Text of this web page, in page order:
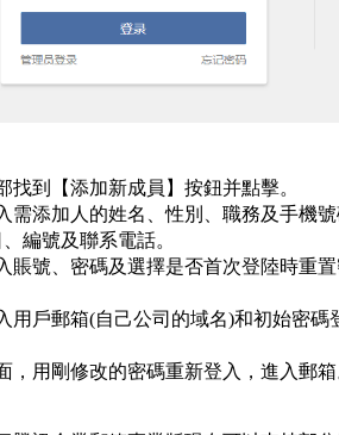
到【添加新成員】按鈕并點擊。
添加人的姓名、性別、職務及手機號
編號及聯系電話。
、密碼及選擇是否首次登陸時重置
戶郵箱(自己公司的域名)和初始密碼
用剛修改的密碼重新登入，進入郵箱